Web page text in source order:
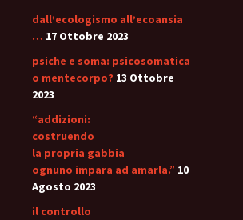
dall’ecologismo all’ecoansia
… 17 Ottobre 2023
psiche e soma: psicosomatica
o mentecorpo? 13 Ottobre
2023
“addizioni:
costruendo
la propria gabbia
ognuno impara ad amarla.” 10
Agosto 2023
il controllo